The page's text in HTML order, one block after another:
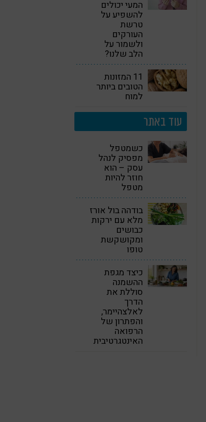
המעי יכולים
להשפיע על
טרשת
העורקים
ולשמור על
הלב שלנו?
11 המזונות
הטובים ביותר
למוח
עוד באתר
כשמטפל
מפסיק לנהל
עסק – הוא
חוזר להיות
מטפל
בודהה בול אורז
מלא עם ירקות
כבושים
ומקושקשת
טופו
כיצד מגפת
ההשמנה
סוללת את
הדרך
לאלצהיימר,
והפתרון של
הרפואה
האינטגרטיבית